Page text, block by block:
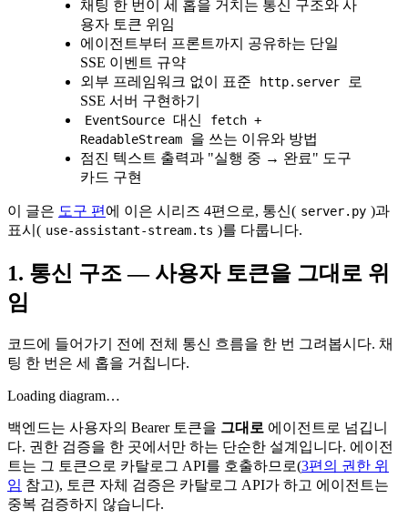
채팅 한 번이 세 홉을 거치는 통신 구조와 사
용자 토큰 위임
에이전트부터 프론트까지 공유하는 단일
SSE 이벤트 규약
외부 프레임워크 없이 표준
http.server
로
SSE 서버 구현하기
EventSource 대신
fetch +
ReadableStream
을 쓰는 이유와 방법
점진 텍스트 출력과 "실행 중 → 완료" 도구
카드 구현
이 글은 도구 편 에 이은 시리즈 4편으로, 통신( server.py )과
표시( use-assistant-stream.ts )를 다룹니다.
1. 통신 구조 — 사용자 토큰을 그대로 위
임
코드에 들어가기 전에 전체 통신 흐름을 한 번 그려봅시다. 채
팅 한 번은 세 홉을 거칩니다.
Loading diagram…
백엔드는 사용자의 Bearer 토큰을 그대로 에이전트로 넘깁니
다. 권한 검증을 한 곳에서만 하는 단순한 설계입니다. 에이전
트는 그 토큰으로 카탈로그 API를 호출하므로(3편의 권한 위
임 참고), 토큰 자체 검증은 카탈로그 API가 하고 에이전트는
중복 검증하지 않습니다.